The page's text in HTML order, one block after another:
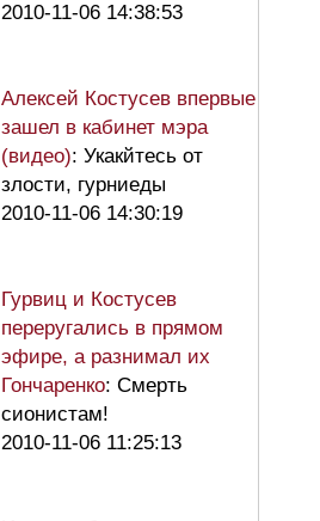
2010-11-06 14:38:53
Алексей Костусев впервые
зашел в кабинет мэра
(видео): Укакйтесь от
злости, гурниеды
2010-11-06 14:30:19
Гурвиц и Костусев
переругались в прямом
эфире, а разнимал их
Гончаренко: Смерть
сионистам!
2010-11-06 11:25:13